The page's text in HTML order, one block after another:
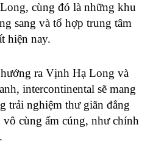
cùng đó là những khu
sang và tổ hợp trung tâm
hiện nay.
ra Vịnh Hạ Long và
intercontinental sẽ mang
trải nghiệm thư giãn đẳng
vô cùng ấm cúng, như chính